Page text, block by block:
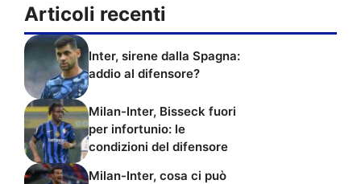
Articoli recenti
Inter, sirene dalla Spagna:
addio al difensore?
Milan-Inter, Bisseck fuori
per infortunio: le
condizioni del difensore
Milan-Inter, cosa ci può